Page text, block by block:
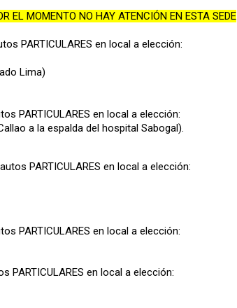
EL MOMENTO NO HAY ATENCIÓN EN ESTA SEDE
PARTICULARES en local a elección:
Lima)
PARTICULARES en local a elección:
a la espalda del hospital Sabogal).
PARTICULARES en local a elección:
PARTICULARES en local a elección:
PARTICULARES en local a elección: